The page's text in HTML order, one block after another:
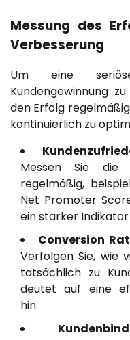
Messung des
Verbesserung
Um eine
Kundengewinnung
den Erfolg
kontinuierlich zu
Messen Sie die
regelmäßig,
Net Promoter
ein starker
Conversion
Verfolgen Sie, wie
tatsächlich zu
deutet auf eine
hin.